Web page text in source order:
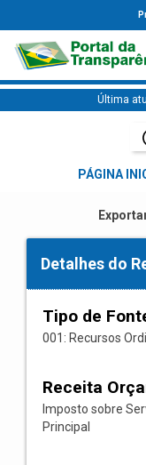
Última
PÁGINA
Detalhes do
Tipo de
001: Recursos
Receita
Imposto sobre
Principal